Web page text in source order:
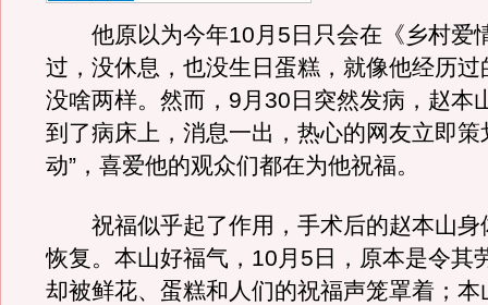
他原以为今年10月5日只会在《乡村爱
过，没休息，也没生日蛋糕，就像他经历
没啥两样。然而，9月30日突然发病，赵本
到了病床上，消息一出，热心的网友立即策
动”，喜爱他的观众们都在为他祝福。
祝福似乎起了作用，手术后的赵本山身
恢复。本山好福气，10月5日，原本是令其
却被鲜花、蛋糕和人们的祝福声笼罩着；本